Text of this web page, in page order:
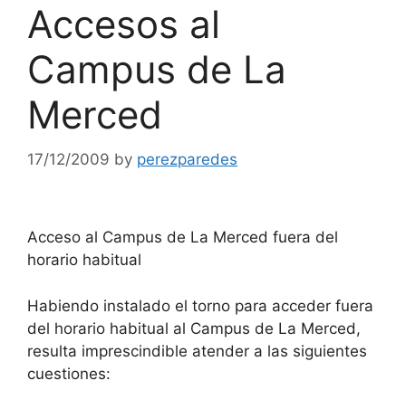
Accesos al
Campus de La
Merced
17/12/2009 by perezparedes
Acceso al Campus de La Merced fuera del
horario habitual
Habiendo instalado el torno para acceder fuera
del horario habitual al Campus de La Merced,
resulta imprescindible atender a las siguientes
cuestiones: